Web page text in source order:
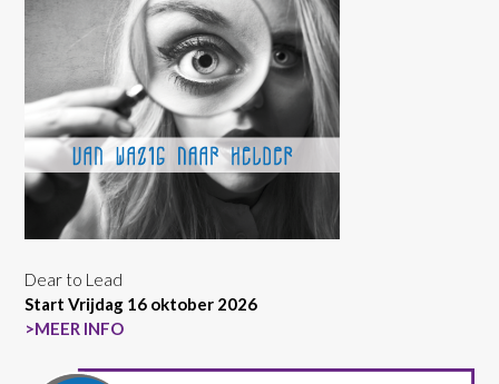
Dear to Lead
Start Vrijdag 16 oktober 2026
>MEER INFO